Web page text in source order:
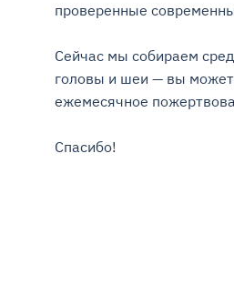
проверенные
Сейчас мы собираем
головы и шеи — вы
ежемесячное
Спасибо!